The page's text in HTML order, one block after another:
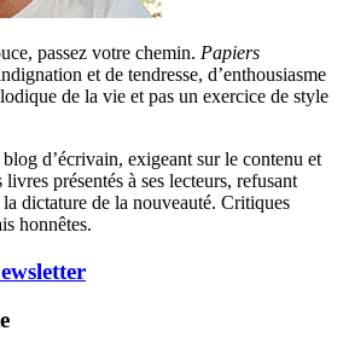
passez votre chemin. Papiers
et de tendresse, d’enthousiasme
de la vie et pas un exercice de style
blog d’écrivain, exigeant sur le contenu et
présentés à ses lecteurs, refusant
dictature de la nouveauté. Critiques
honnêtes.